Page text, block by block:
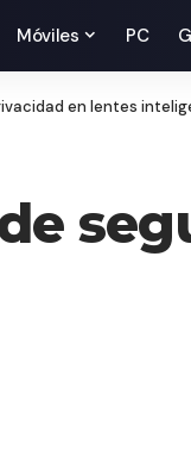
Móviles PC
en lentes